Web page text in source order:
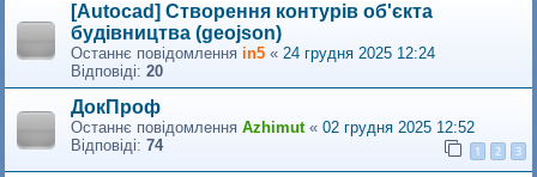
[Autocad] Створення контурів об'єкта
будівництва (geojson)
Останнє повідомлення in5 « 24 грудня 2025 12:24
Відповіді: 20
ДокПроф
Останнє повідомлення Azhimut« 02 грудня 2025 12:52
Відповіді: 74 1 2 3